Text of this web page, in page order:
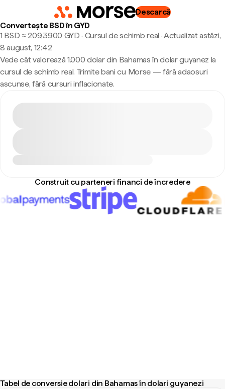
Descarcă
Convertește BSD în GYD
1 BSD ≈ 209,3900 GYD · Cursul de schimb real ·Actualizat astăzi,
8 august, 12:42
Vede cât valorează 1.000 dolar din Bahamas în dolar guyanez la
cursul de schimb real. Trimite bani cu Morse — fără adaosuri
ascunse, fără cursuri inflacionate.
Construit cu parteneri financi de încredere
Tabel de conversie dolari din Bahamas în dolari guyanezi